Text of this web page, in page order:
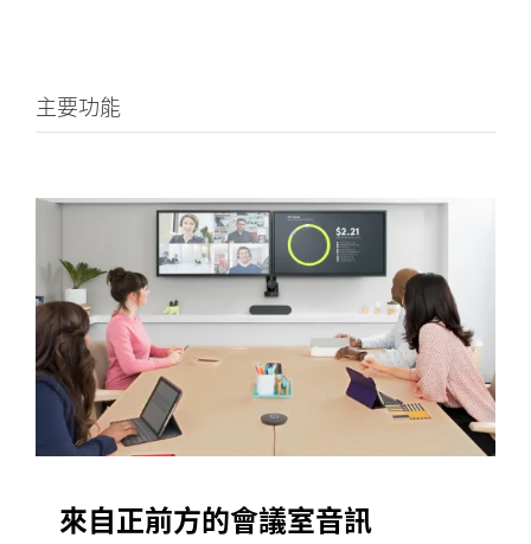
主要功能
來自正前方的會議室音訊